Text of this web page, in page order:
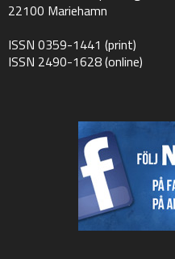
22100 Mariehamn
ISSN 0359-1441 (print)
ISSN 2490-1628 (online)